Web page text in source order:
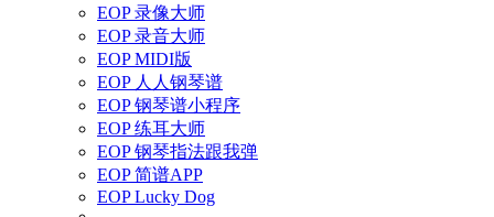
EOP 录像大师
EOP 录音大师
EOP MIDI版
EOP 人人钢琴谱
EOP 钢琴谱小程序
EOP 练耳大师
EOP 钢琴指法跟我弹
EOP 简谱APP
EOP Lucky Dog